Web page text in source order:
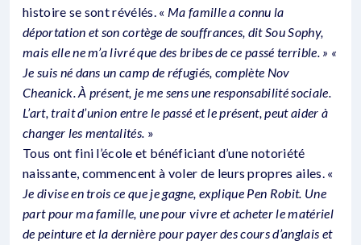
histoire se sont révélés. « Ma famille a connu la
déportation et son cortège de souffrances, dit Sou Sophy,
mais elle ne m’a livré que des bribes de ce passé terrible. » «
Je suis né dans un camp de réfugiés, complète Nov
Cheanick. À présent, je me sens une responsabilité sociale.
L’art, trait d’union entre le passé et le présent, peut aider à
changer les mentalités. »
Tous ont fini l’école et bénéficiant d’une notoriété
naissante, commencent à voler de leurs propres ailes. «
Je divise en trois ce que je gagne, explique Pen Robit. Une
part pour ma famille, une pour vivre et acheter le matériel
de peinture et la dernière pour payer des cours d’anglais et